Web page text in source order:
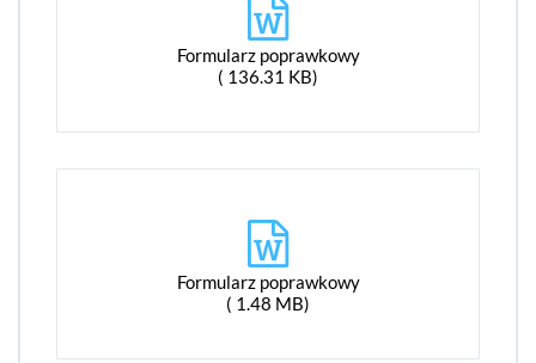
Formularz poprawkowy
( 136.31 KB)
Formularz poprawkowy
( 1.48 MB)